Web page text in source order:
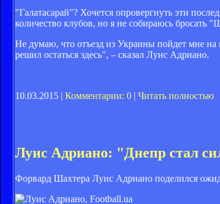
"Галатасарай"? Хочется опровергнуть эти
количество клубов, но я не собираюсь бросать
Не думаю, что отъезд из Украины пойдет мне
решил остаться здесь", – сказал Луис Адриано.
10.03.2015 | Комментарии: 0 | Читать полностью
Луис Адриано: "Днепр стал
Форвард Шахтера Луис Адриано поделился